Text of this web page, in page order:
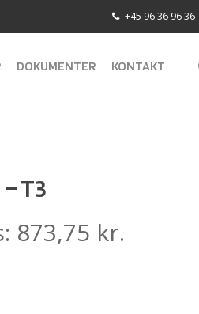
+45 96 36 96 36
DOKUMENTER KONTAKT
T3
873,75 kr.